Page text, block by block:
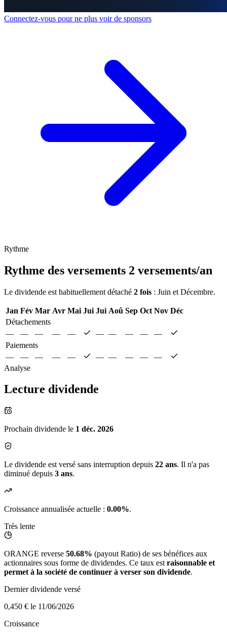
Connectez-vous pour ne plus voir de sponsors
Rythme
Rythme des versements 2 versements/an
Le dividende est habituellement détaché 2 fois : Juin et Décembre.
Jan Fév Mar Avr Mai Jui Jui Aoû Sep Oct Nov Déc
Détachements
—
— — — — — — — —
—
Paiements
—
— — — — — — — —
—
Analyse
Lecture dividende
Prochain dividende le 1 déc. 2026
Le dividende est versé sans interruption depuis 22 ans. Il n'a pas
diminué depuis 3 ans.
Croissance annualisée actuelle : 0.00%.
Très lente
ORANGE reverse 50.68% (payout Ratio) de ses bénéfices aux
actionnaires sous forme de dividendes. Ce taux est raisonnable et
permet à la société de continuer à verser son dividende.
Dernier dividende versé
0,450 € le 11/06/2026
Croissance